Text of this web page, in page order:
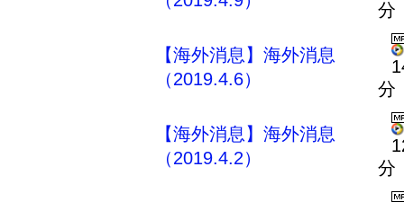
分
【海外消息】海外消息
（2019.4.6）
分
【海外消息】海外消息
（2019.4.2）
分